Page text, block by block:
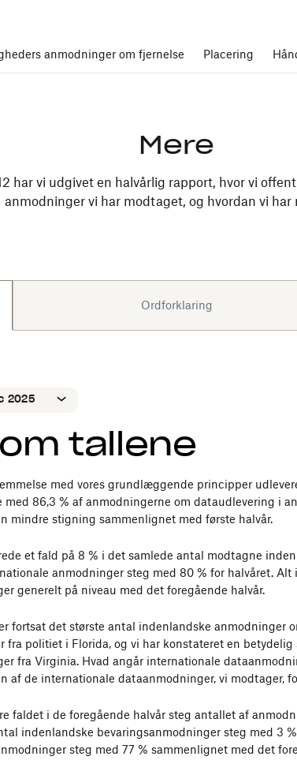
anmodninger om fjernelse Placering
Mere
har vi udgivet en halvårlig rapport, hvor vi
anmodninger vi har modtaget, og hvordan vi har
Ordforklaring
2025
2025
2025
2024
2024
2023
2022
2021
2020
2020
2019
tallene
med vores grundlæggende principper
med 86,3 % af anmodningerne om dataudlevering i
mindre stigning sammenlignet med første halvår.
et fald på 8 % i det samlede antal modtagne
anmodninger steg med 80 % for halvåret. Alt
generelt på niveau med det foregående halvår.
fortsat det største antal indenlandske anmodninger
fra politiet i Florida, og vi har konstateret en
fra Virginia. Hvad angår internationale
af de internationale dataanmodninger, vi modtager,
faldet i de foregående halvår steg antallet af
indenlandske bevaringsanmodninger steg med 3
steg med 77 % sammenlignet med det